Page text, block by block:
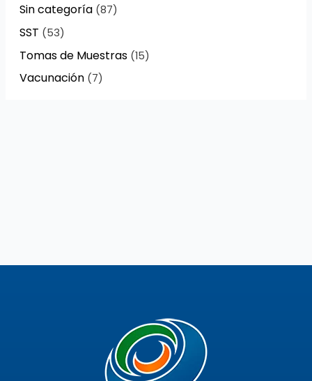
Sin categoría(87)
SST (53)
Tomas de Muestras(15)
Vacunación(7)